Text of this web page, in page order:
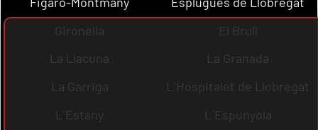
Gironella
El Brull
La Llacuna
La Granada
La Garriga
L´Hospitalet de Llobregat
L´Estany
L´Espunyola